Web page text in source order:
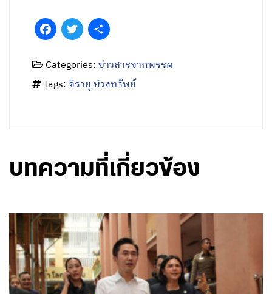
FacebookTwitter
Categories:ข่าวสารจากพรรค
Tags:จิรายุ ห่วงทรัพย์
บทความที่เกี่ยวข้อง